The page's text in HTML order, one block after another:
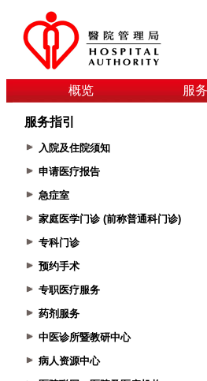
概览 服
服务指引
入院及住院须知
申请医疗报告
急症室
家庭医学门诊 (前称普通科门诊)
专科门诊
预约手术
专职医疗服务
药剂服务
中医诊所暨教研中心
病人资源中心